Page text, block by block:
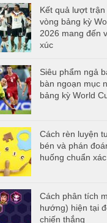
Kết quả lượt trận
vòng bảng kỳ
2026 mang đến
xúc
Siêu phẩm ngả
bàn ngoạn mục
bảng kỳ World
Cách rèn luyện
bén và phán
huống chuẩn xác
Cách phân tích
hướng) hiện tại
chiến thắng